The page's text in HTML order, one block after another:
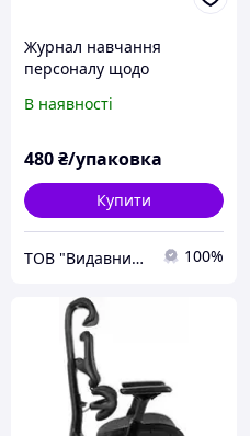
Журнал навчання
персоналу щодо
поводження з харчовими
шт.)
В наявності
480₴/упаковка
Купити
ТОВ "Видавництво Форт" 100%